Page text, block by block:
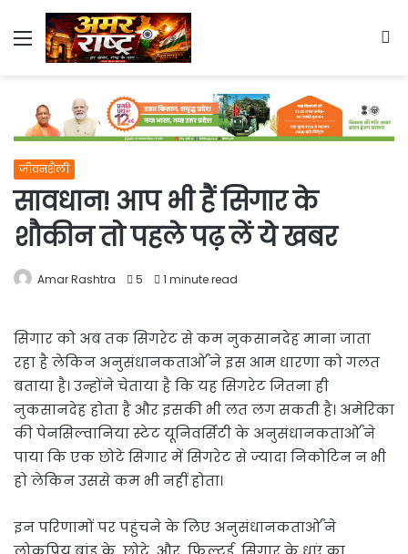
Menu
जीवनशैली
सावधान! आप भी हैं सिगार के
शौकीन तो पहले पढ़ लें ये खबर
Amar Rashtra 5 1 minute read
सिगार को अब तक सिगरेट से कम नुकसानदेह माना जाता
रहा है लेकिन अनुसंधानकतार्ओं ने इस आम धारणा को गलत
बताया है। उन्होंने चेताया है कि यह सिगरेट जितना ही
नुकसानदेह होता है और इसकी भी लत लग सकती है। अमेरिका
की पेनसिल्वानिया स्टेट यूनिवर्सिटी के अनुसंधानकतार्ओं ने
पाया कि एक छोटे सिगार में सिगरेट से ज्यादा निकोटिन न भी
हो लेकिन उससे कम भी नहीं होता।
इन परिणामों पर पहुंचने के लिए अनुसंधानकतार्ओं ने